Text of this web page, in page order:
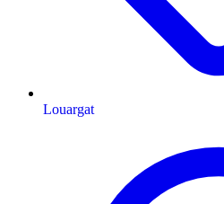
Louargat